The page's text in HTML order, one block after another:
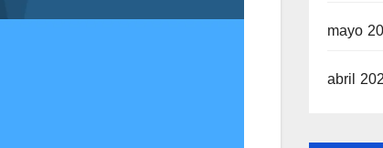
mayo
abril